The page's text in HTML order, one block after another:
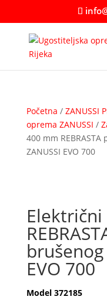
Početna / ZANUSSI
oprema ZANUSSI /
400 mm
ZANUSSI EVO 700
brušenog
EVO 700
Model 372185